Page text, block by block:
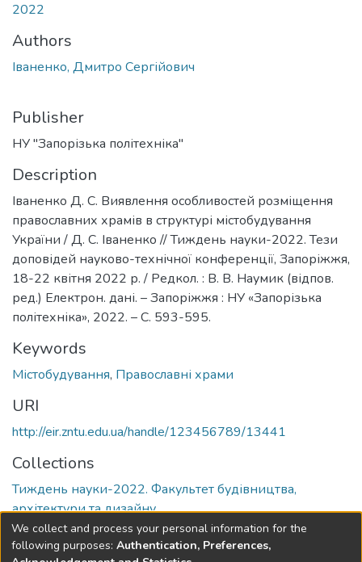
2022
Authors
Іваненко, Дмитро Сергійович
Publisher
НУ "Запорізька політехніка"
Description
Іваненко Д. С. Виявлення особливостей розміщення
православних храмів в структурі містобудування
України / Д. С. Іваненко // Тиждень науки-2022. Тези
доповідей науково-технічної конференції, Запоріжжя,
18-22 квітня 2022 р. / Редкол. : В. В. Наумик (відпов.
ред.) Електрон. дані. – Запоріжжя : НУ «Запорізька
політехніка», 2022. – С. 593-595.
Keywords
Містобудування, Православні храми
URI
http://eir.zntu.edu.ua/handle/123456789/13441
Collections
Тиждень науки-2022. Факультет будівництва,
архітектури та дизайну
Full item page
We collect and process your personal information for the
following purposes: Authentication, Preferences,